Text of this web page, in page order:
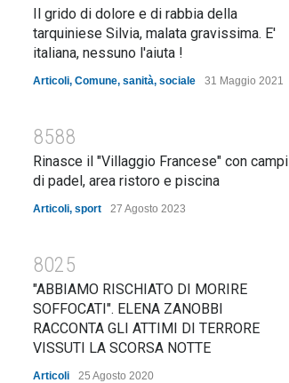
Il grido di dolore e di rabbia della
tarquiniese Silvia, malata gravissima. E'
italiana, nessuno l'aiuta !
Articoli, Comune, sanità, sociale 31 Maggio 2021
8588
Rinasce il "Villaggio Francese" con campi
di padel, area ristoro e piscina
Articoli, sport 27 Agosto 2023
8025
"ABBIAMO RISCHIATO DI MORIRE
SOFFOCATI". ELENA ZANOBBI
RACCONTA GLI ATTIMI DI TERRORE
VISSUTI LA SCORSA NOTTE
Articoli 25 Agosto 2020